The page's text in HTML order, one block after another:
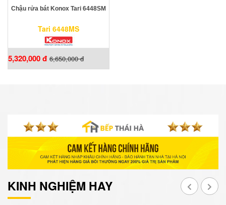
Chậu rửa bát Konox Tari 6448SM
Tari 6448MS
5,320,000 đ 6,650,000 đ
KINH NGHIỆM HAY